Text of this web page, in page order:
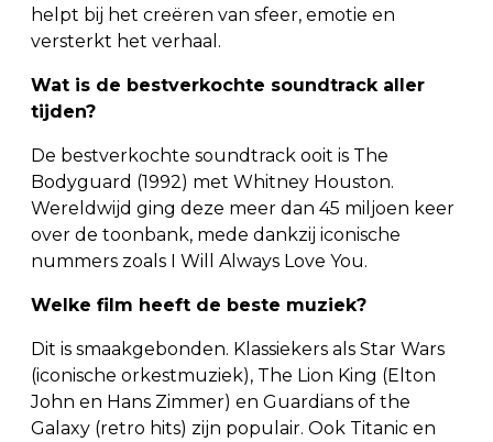
helpt bij het creëren van sfeer, emotie en
versterkt het verhaal.
Wat is de bestverkochte soundtrack aller
tijden?
De bestverkochte soundtrack ooit is The
Bodyguard (1992) met Whitney Houston.
Wereldwijd ging deze meer dan 45 miljoen keer
over de toonbank, mede dankzij iconische
nummers zoals I Will Always Love You.
Welke film heeft de beste muziek?
Dit is smaakgebonden. Klassiekers als Star Wars
(iconische orkestmuziek), The Lion King (Elton
John en Hans Zimmer) en Guardians of the
Galaxy (retro hits) zijn populair. Ook Titanic en